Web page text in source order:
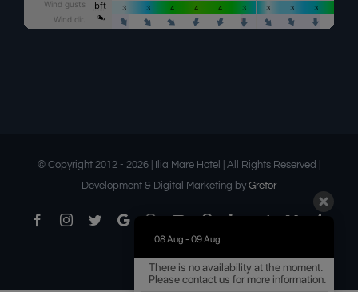
© Copyright 2012 - 2026 | Ilia Mare Hotel | All Rights Reserved |
Development & Digital Marketing by Gretor
FacebookInstagram
TwitterGoogleThreads YouTubePinterestLinkedInTelegramMedium
FlickrEmail
08 Aug - 09 Aug
There is no availability at the moment.
Please contact us for more information.